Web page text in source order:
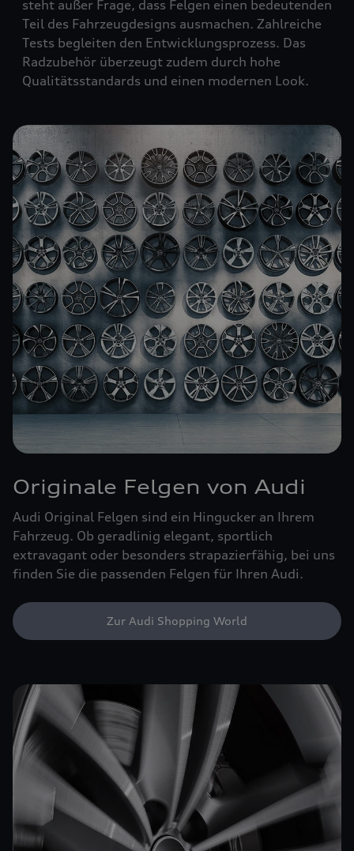
steht außer Frage, dass Felgen einen bedeutenden
Teil des Fahrzeugdesigns ausmachen. Zahlreiche
Tests begleiten den Entwicklungsprozess. Das
Radzubehör überzeugt zudem durch hohe
Qualitätsstandards und einen modernen Look.
Originale Felgen von Audi
Audi Original Felgen sind ein Hingucker an Ihrem
Fahrzeug. Ob geradlinig elegant, sportlich
extravagant oder besonders strapazierfähig, bei uns
finden Sie die passenden Felgen für Ihren Audi.
Zur Audi Shopping World